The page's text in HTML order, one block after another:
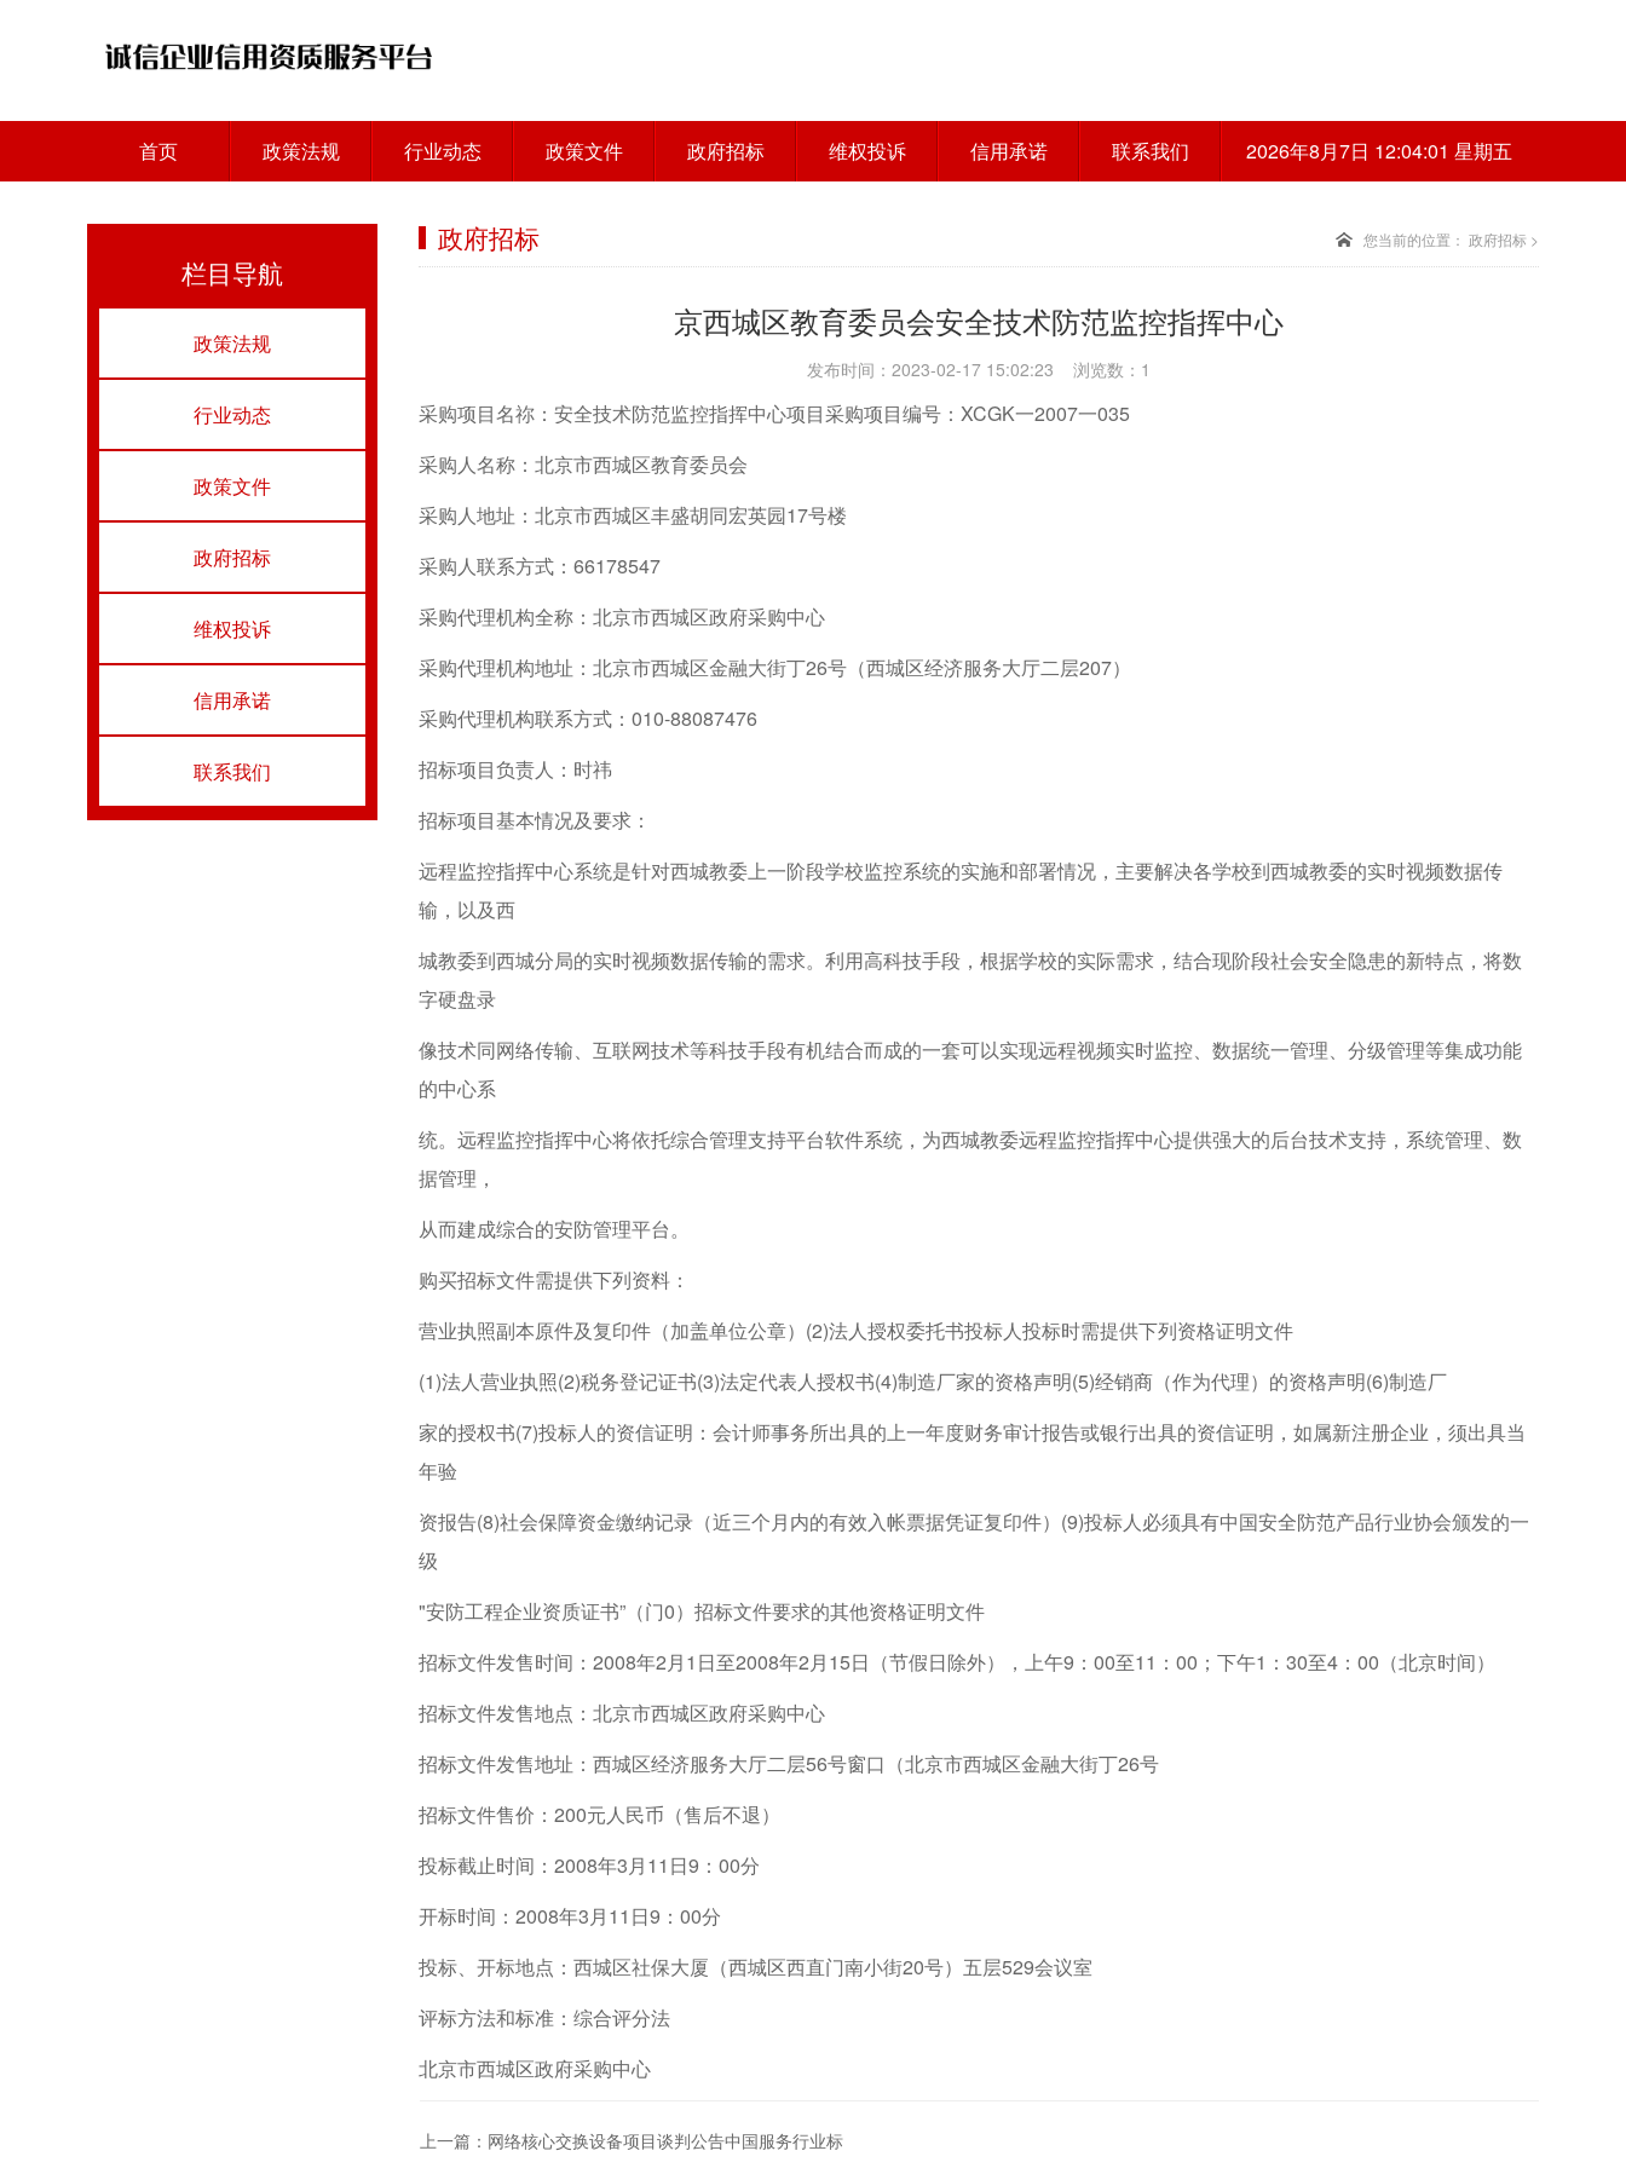
首页 政策法规 行业动态 政策文件 政府招标 维权投诉 信用承诺 联系我们 2026年8月7日 12:04:01 星期五
栏目导航
政策法规
行业动态
政策文件
政府招标
维权投诉
信用承诺
联系我们
政府招标 您当前的位置： 政府招标 >
京西城区教育委员会安全技术防范监控指挥中心
发布时间：2023-02-17 15:02:23 浏览数：1
采购项目名祢：安全技术防范监控指挥中心项目采购项目编号：XCGK一2007一035
采购人名称：北京市西城区教育委员会
采购人地址：北京市西城区丰盛胡同宏英园17号楼
采购人联系方式：66178547
采购代理机构全称：北京市西城区政府采购中心
采购代理机构地址：北京市西城区金融大街丁26号（西城区经济服务大厅二层207）
采购代理机构联系方式：010-88087476
招标项目负责人：时祎
招标项目基本情况及要求：
远程监控指挥中心系统是针对西城教委上一阶段学校监控系统的实施和部署情况，主要解决各学校到西城教委的实时视频数据传
输，以及西
城教委到西城分局的实时视频数据传输的需求。利用高科技手段，根据学校的实际需求，结合现阶段社会安全隐患的新特点，将数
字硬盘录
像技术同网络传输、互联网技术等科技手段有机结合而成的一套可以实现远程视频实时监控、数据统一管理、分级管理等集成功能
的中心系
统。远程监控指挥中心将依托综合管理支持平台软件系统，为西城教委远程监控指挥中心提供强大的后台技术支持，系统管理、数
据管理，
从而建成综合的安防管理平台。
购买招标文件需提供下列资料：
营业执照副本原件及复印件（加盖单位公章）(2)法人授权委托书投标人投标时需提供下列资格证明文件
(1)法人营业执照(2)税务登记证书(3)法定代表人授权书(4)制造厂家的资格声明(5)经销商（作为代理）的资格声明(6)制造厂
家的授权书(7)投标人的资信证明：会计师事务所出具的上一年度财务审计报告或银行出具的资信证明，如属新注册企业，须出具当
年验
资报告(8)社会保障资金缴纳记录（近三个月内的有效入帐票据凭证复印件）(9)投标人必须具有中国安全防范产品行业协会颁发的一
级
"安防工程企业资质证书”（门0）招标文件要求的其他资格证明文件
招标文件发售时间：2008年2月1日至2008年2月15日（节假日除外），上午9：00至11：00；下午1：30至4：00（北京时间）
招标文件发售地点：北京市西城区政府采购中心
招标文件发售地址：西城区经济服务大厅二层56号窗口（北京市西城区金融大街丁26号
招标文件售价：200元人民币（售后不退）
投标截止时间：2008年3月11日9：00分
开标时间：2008年3月11日9：00分
投标、开标地点：西城区社保大厦（西城区西直门南小街20号）五层529会议室
评标方法和标准：综合评分法
北京市西城区政府采购中心
上一篇：网络核心交换设备项目谈判公告中国服务行业标